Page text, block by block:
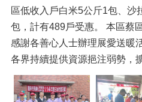
區低收入戶白米5公斤1包、沙
包，計有489戶受惠。 本區蔡
感謝各善心人士辦理展愛送暖
各界持續提供資源挹注弱勢，